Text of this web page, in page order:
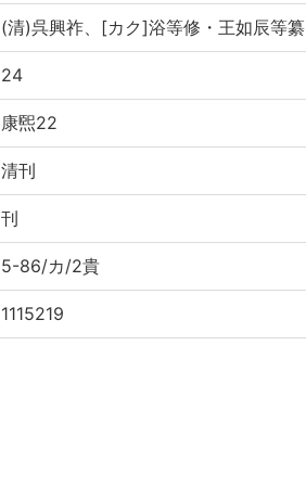
(清)呉興祚、[カク]浴等修・王如辰等纂
24
康煕22
清刊
刊
5-86/カ/2貴
1115219